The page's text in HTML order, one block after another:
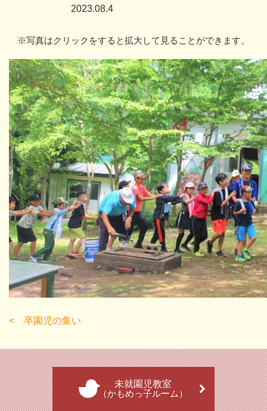
2023.08.4
※写真はクリックをすると拡大して見ることができます。
卒園児の集い
未就園児教室
（かもめっ子ルーム）